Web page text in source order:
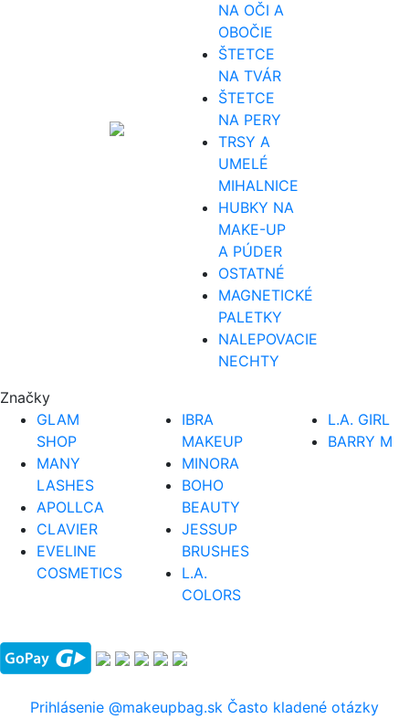
NA OČI A
OBOČIE
ŠTETCE
NA TVÁR
ŠTETCE
NA PERY
TRSY A
UMELÉ
MIHALNICE
HUBKY NA
MAKE-UP
A PÚDER
OSTATNÉ
MAGNETICKÉ
PALETKY
NALEPOVACIE
NECHTY
Značky
GLAM
SHOP
MANY
LASHES
APOLLCA
CLAVIER
EVELINE
COSMETICS
IBRA
MAKEUP
MINORA
BOHO
BEAUTY
JESSUP
BRUSHES
L.A.
COLORS
L.A. GIRL
BARRY M
Prihlásenie @makeupbag.sk Často kladené otázky